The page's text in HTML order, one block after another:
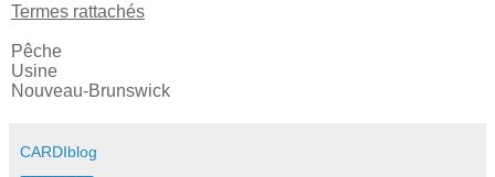
Termes rattachés
Pêche
Usine
Nouveau-Brunswick
CARDIblog